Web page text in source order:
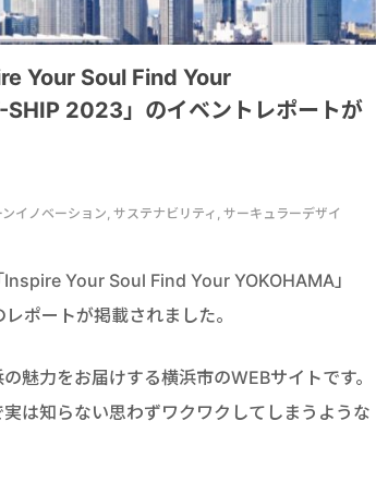
Your Soul Find Your
2023」のイベントレポートが
イノベーション, サステナビリティ, サーキュラーデザイ
Your Soul Find Your YOKOHAMA」
ポートが掲載されました。
魅力をお届けする横浜市のWEBサイトです。
は知らない思わずワクワクしてしまうような